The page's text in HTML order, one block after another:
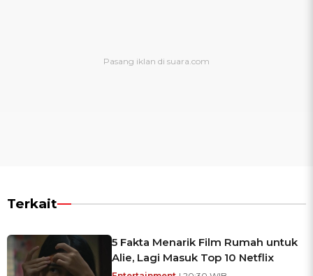
Terkait
5 Fakta Menarik Film Rumah untuk
Alie, Lagi Masuk Top 10 Netflix